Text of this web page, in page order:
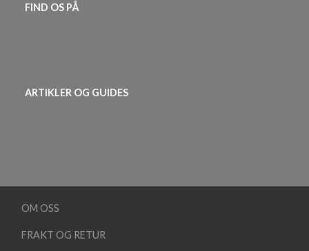
FIND OS PÅ
ARTIKLER OG GUIDES
OM OSS
FRAKT OG RETUR